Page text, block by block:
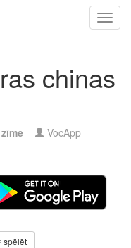
chinas
VocApp
spēlēt